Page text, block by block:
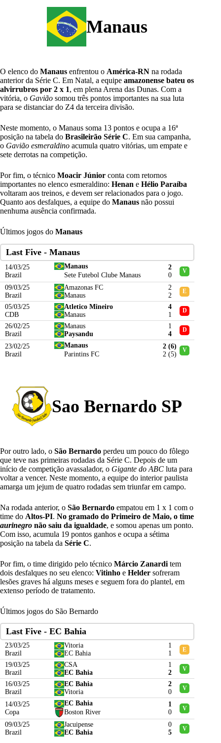
Manaus
O elenco do Manaus enfrentou o América-RN na rodada
anterior da Série C. Em Natal, a equipe amazonense bateu os
alvirrubros por 2 x 1, em plena Arena das Dunas. Com a
vitória, o Gavião somou três pontos importantes na sua luta
para se distanciar do Z4 da terceira divisão.
Neste momento, o Manaus soma 13 pontos e ocupa a 16ª
posição na tabela do Brasileirão Série C. Em sua campanha,
o Gavião esmeraldino acumula quatro vitórias, um empate e
sete derrotas na competição.
Por fim, o técnico Moacir Júnior conta com retornos
importantes no elenco esmeraldino: Henan e Hélio Paraíba
voltaram aos treinos, e devem ser relacionados para o jogo.
Quanto aos desfalques, a equipe do Manaus não possui
nenhuma ausência confirmada.
Últimos jogos do Manaus
Last Five - Manaus
14/03/25
Brazil
Sete Futebol Clube Manaus
Manaus
0
2
V
09/03/25
Brazil
Amazonas FC
Manaus
2
2
E
05/03/25
CDB
Atletico Mineiro
Manaus
4
1
D
26/02/25
Brazil
Paysandu
Manaus
4
1
D
23/02/25
Brazil
Parintins FC
Manaus
2 (5)
2 (6)
V
Sao Bernardo SP
Por outro lado, o São Bernardo perdeu um pouco do fôlego
que teve nas primeiras rodadas da Série C. Depois de um
início de competição avassalador, o Gigante do ABC luta para
voltar a vencer. Neste momento, a equipe do interior paulista
amarga um jejum de quatro rodadas sem triunfar em campo.
Na rodada anterior, o São Bernardo empatou em 1 x 1 com o
time do Altos-PI. No gramado do Primeiro de Maio, o time
aurinegro não saiu da igualdade, e somou apenas um ponto.
Com isso, acumula 19 pontos ganhos e ocupa a sétima
posição na tabela da Série C.
Por fim, o time dirigido pelo técnico Márcio Zanardi tem
dois desfalques no seu elenco: Vitinho e Helder sofreram
lesões graves há alguns meses e seguem fora do plantel, em
extenso período de tratamento.
Últimos jogos do São Bernardo
Last Five - EC Bahia
23/03/25
Brazil
Vitoria
EC Bahia
1
1
E
19/03/25
Brazil
CSA
EC Bahia
1
2
V
16/03/25
Brazil
Vitoria
EC Bahia
0
2
V
14/03/25
Copa
Boston River
EC Bahia
0
1
V
09/03/25
Brazil
Jacuipense
EC Bahia
0
5
V